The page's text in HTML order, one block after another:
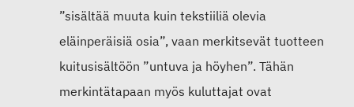
”sisältää muuta kuin tekstiiliä olevia
eläinperäisiä osia”, vaan merkitsevät tuotteen
kuitusisältöön ”untuva ja höyhen”. Tähän
merkintätapaan myös kuluttajat ovat